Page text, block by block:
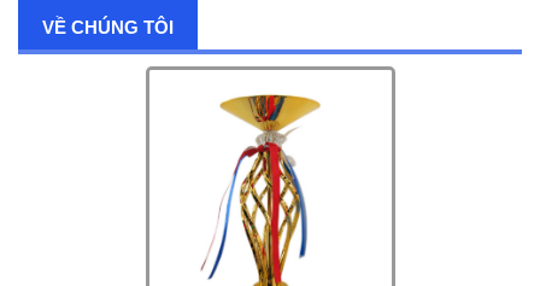
VỀ CHÚNG TÔI